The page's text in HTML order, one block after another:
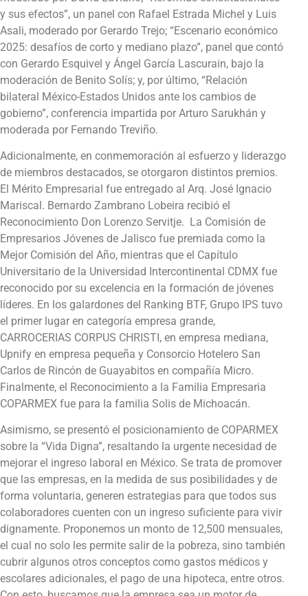
y sus efectos”, un panel con Rafael Estrada Michel y Luis
Asali, moderado por Gerardo Trejo; “Escenario económico
2025: desafíos de corto y mediano plazo”, panel que contó
con Gerardo Esquivel y Ángel García Lascurain, bajo la
moderación de Benito Solís; y, por último, “Relación
bilateral México-Estados Unidos ante los cambios de
gobierno”, conferencia impartida por Arturo Sarukhán y
moderada por Fernando Treviño.
Adicionalmente, en conmemoración al esfuerzo y liderazgo
de miembros destacados, se otorgaron distintos premios.
El Mérito Empresarial fue entregado al Arq. José Ignacio
Mariscal. Bernardo Zambrano Lobeira recibió el
Reconocimiento Don Lorenzo Servitje. La Comisión de
Empresarios Jóvenes de Jalisco fue premiada como la
Mejor Comisión del Año, mientras que el Capítulo
Universitario de la Universidad Intercontinental CDMX fue
reconocido por su excelencia en la formación de jóvenes
líderes. En los galardones del Ranking BTF, Grupo IPS tuvo
el primer lugar en categoría empresa grande,
CARROCERIAS CORPUS CHRISTI, en empresa mediana,
Upnify en empresa pequeña y Consorcio Hotelero San
Carlos de Rincón de Guayabitos en compañía Micro.
Finalmente, el Reconocimiento a la Familia Empresaria
COPARMEX fue para la familia Solis de Michoacán.
Asimismo, se presentó el posicionamiento de COPARMEX
sobre la “Vida Digna”, resaltando la urgente necesidad de
mejorar el ingreso laboral en México. Se trata de promover
que las empresas, en la medida de sus posibilidades y de
forma voluntaria, generen estrategias para que todos sus
colaboradores cuenten con un ingreso suficiente para vivir
dignamente. Proponemos un monto de 12,500 mensuales,
el cual no solo les permite salir de la pobreza, sino también
cubrir algunos otros conceptos como gastos médicos y
escolares adicionales, el pago de una hipoteca, entre otros.